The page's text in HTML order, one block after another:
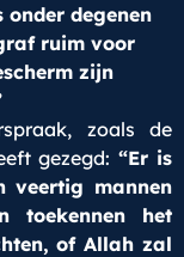
degenen
ruim voor
zijn
zoals de
gezegd: “Er is
veertig mannen
toekennen het
of Allah zal